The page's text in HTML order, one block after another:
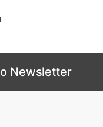
Newsletter